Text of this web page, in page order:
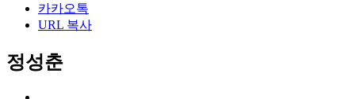
카카오톡
URL 복사
정성춘